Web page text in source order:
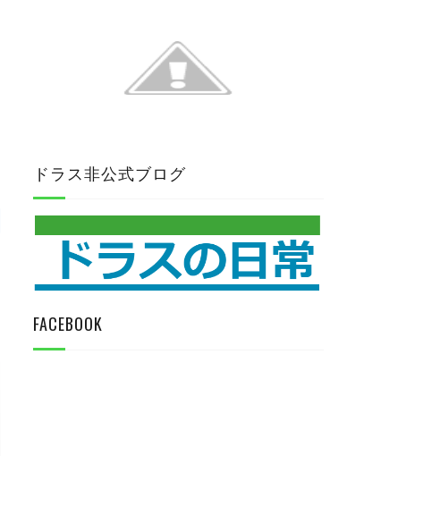
ドラス非公式ブログ
FACEBOOK